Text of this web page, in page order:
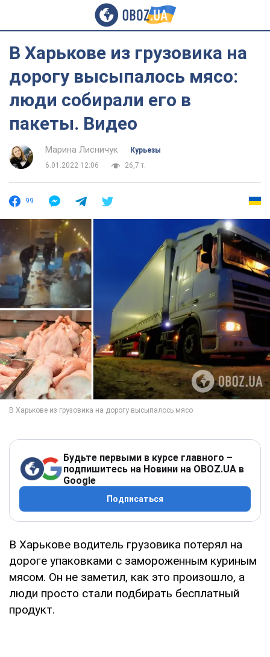
В Харькове из грузовика на
дорогу высыпалось мясо:
люди собирали его в
пакеты. Видео
Марина Лисничук
Курьезы
6.01.2022 12:06
26,7 т.
99
Будьте первыми в курсе главного –
подпишитесь на Новини на OBOZ.UA в
Google
Подписаться
В Харькове водитель грузовика потерял на
дороге упаковками с замороженным куриным
мясом. Он не заметил, как это произошло, а
люди просто стали подбирать бесплатный
продукт.